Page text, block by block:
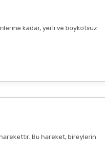
kadar, yerli ve boykotsuz
Bu hareket, bireylerin